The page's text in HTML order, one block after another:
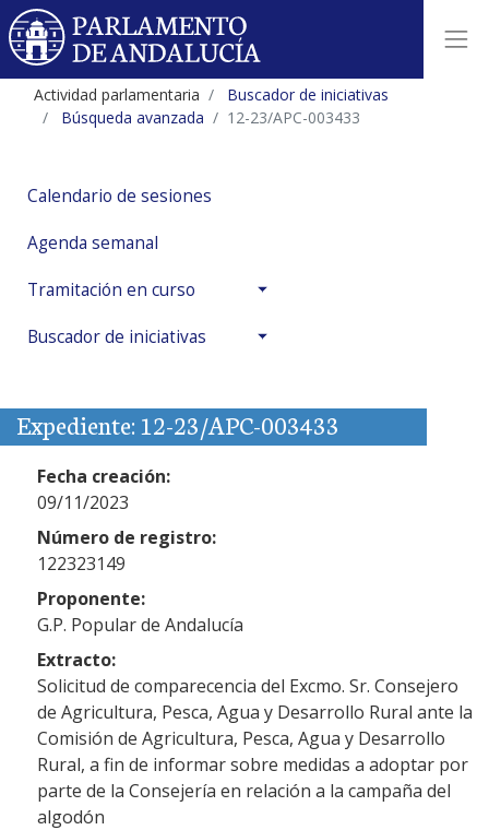
Actividad parlamentaria
Buscador de iniciativas
Búsqueda avanzada
12-23/APC-003433
Calendario de sesiones
Agenda semanal
Tramitación en curso
Buscador de iniciativas
Expediente: 12-23/APC-003433
Fecha creación:
09/11/2023
Número de registro:
122323149
Proponente:
G.P. Popular de Andalucía
Extracto:
Solicitud de comparecencia del Excmo. Sr. Consejero
de Agricultura, Pesca, Agua y Desarrollo Rural ante la
Comisión de Agricultura, Pesca, Agua y Desarrollo
Rural, a fin de informar sobre medidas a adoptar por
parte de la Consejería en relación a la campaña del
algodón